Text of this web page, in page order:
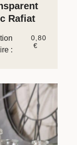
Rafiat
:
0,80
€